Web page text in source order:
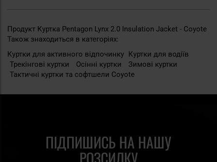
Продукт Куртка Pentagon Lynx 2.0 Insulation Jacket - Coyote
Також знаходиться в категоріях:
Куртки для активного відпочинку Куртки для водіїв
Трекінгові куртки
Осінні куртки
Зимові куртки
Тактичні куртки та софтшели Coyote
ПІДПИШИСЬ НА НАШУ